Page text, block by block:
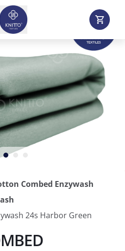
Combed Enzywash
24s Harbor Green